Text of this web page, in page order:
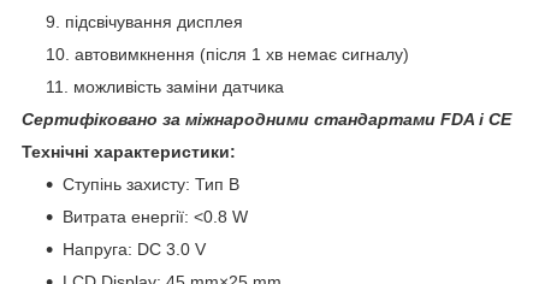
підсвічування дисплея
автовимкнення (після 1 хв немає сигналу)
можливість заміни датчика
Сертифіковано за міжнародними стандартами FDA і CE
Технічні характеристики:
Ступінь захисту: Тип B
Витрата енергії: <0.8 W
Напруга: DC 3.0 V